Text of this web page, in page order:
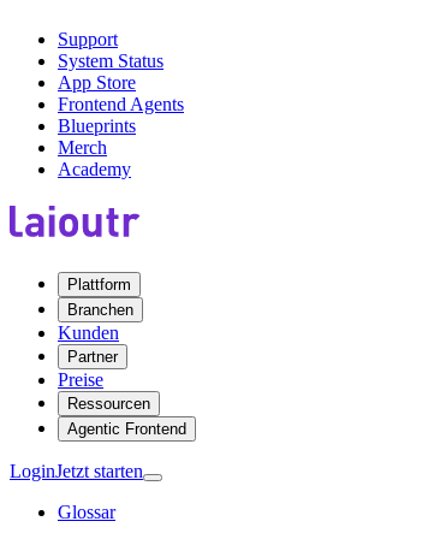
Support
System Status
App Store
Frontend Agents
Blueprints
Merch
Academy
Plattform
Branchen
Kunden
Partner
Preise
Ressourcen
Agentic Frontend
LoginJetzt starten
Glossar